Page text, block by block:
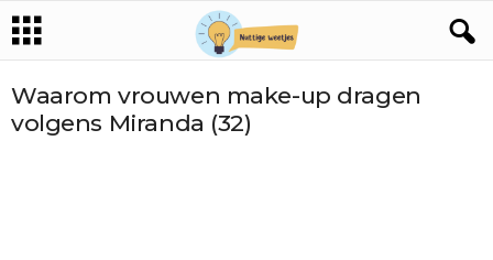
Waarom vrouwen make-up dragen
volgens Miranda (32)